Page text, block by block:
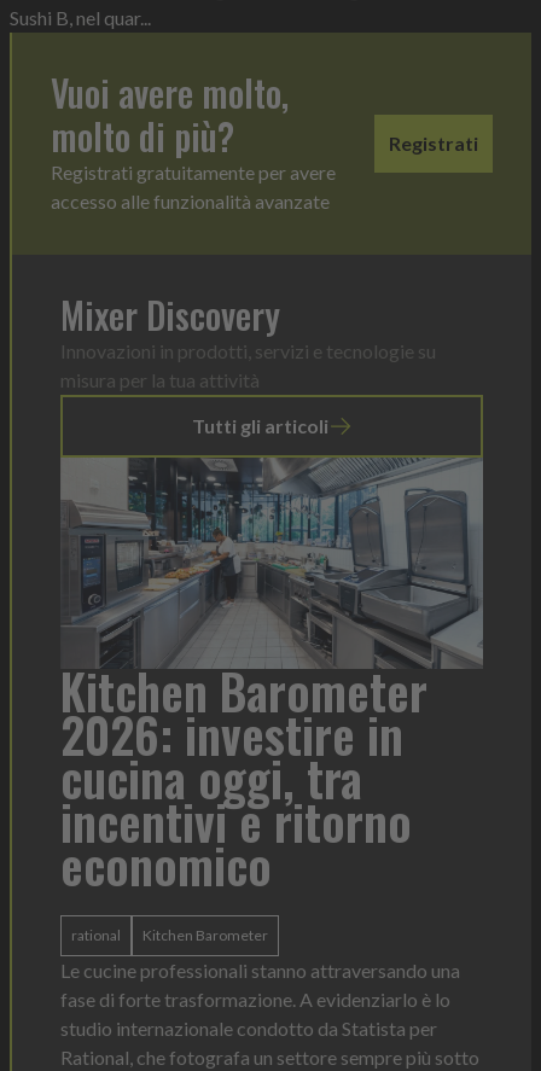
Sushi B, nel quar...
Vuoi avere molto,
molto di più?
Registrati gratuitamente per avere
accesso alle funzionalità avanzate
Registrati
Mixer Discovery
Innovazioni in prodotti, servizi e tecnologie su
misura per la tua attività
Tutti gli articoli
Kitchen Barometer
2026: investire in
cucina oggi, tra
incentivi e ritorno
economico
rational Kitchen Barometer
Le cucine professionali stanno attraversando una
fase di forte trasformazione. A evidenziarlo è lo
studio internazionale condotto da Statista per
Rational, che fotografa un settore sempre più sotto